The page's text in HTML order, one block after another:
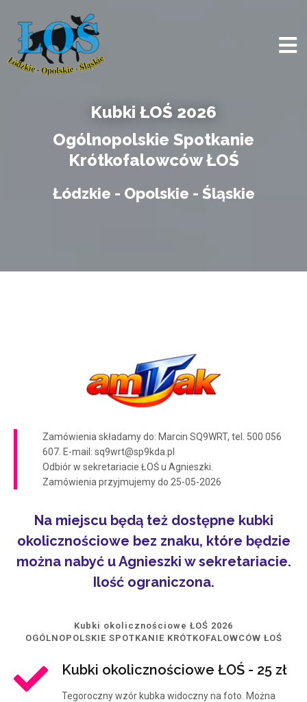
Kubki ŁOŚ 2026
Ogólnopolskie Spotkanie
Krótkofalowców ŁOŚ
Łódzkie - Opolskie - Śląskie
Zamówienia składamy do: Marcin SQ9WRT, tel. 500 056
607. E-mail: sq9wrt@sp9kda.pl
Odbiór w sekretariacie ŁOŚ u Agnieszki.
Zamówienia przyjmujemy do 25-05-2026
Na miejscu będą też dostępne kubki
okolicznościowe bez znaku, które będzie
można nabyć u Agnieszki w sekretariacie.
Ilość ograniczona.
Kubki okolicznościowe ŁOŚ 2026
OGÓLNOPOLSKIE SPOTKANIE KRÓTKOFALOWCÓW ŁOŚ
Kubki okolicznościowe ŁOŚ - 25 zł
Tegoroczny wzór kubka widoczny na foto. Można